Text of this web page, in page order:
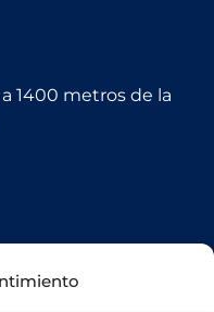
1400 metros de la